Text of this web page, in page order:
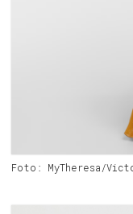
Foto: MyTheresa/